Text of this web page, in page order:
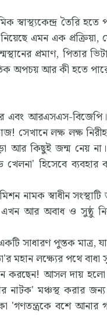
স্বাস্থ্যকেন্দ্র তৈরি
এমন এক
প্রমাণ, পিতার
অপচয় আর কী হতে
এবং আরএসএস-
সেখানে লক্ষ লক্ষ
কিছুই জন্ম নেয় না।
হিসেবে ব্যবহার
নামক স্বাধীন
এখন আর অবাধ ও সুষ্ঠু
সাধারণ পুস্তক মাত্র,
লক্ষ্যের পথে বাধা
করছেন! আসল দায়
নাটক' মঞ্চস্থ করার
'গণতন্ত্রকে বশে আনার